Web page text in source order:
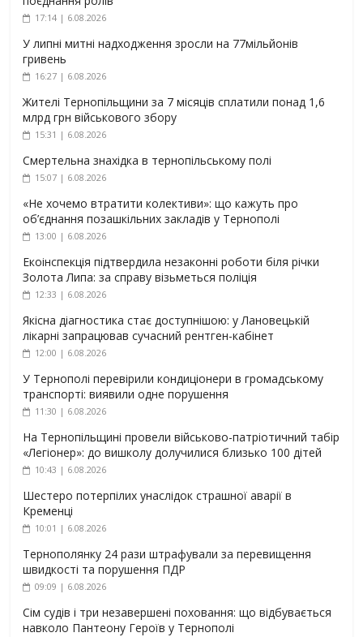
17:14 | 6.08.2026
У липні митні надходження зросли на 77мільйонів
гривень
16:27 | 6.08.2026
Жителі Тернопільщини за 7 місяців сплатили понад 1,6
млрд грн військового збору
15:31 | 6.08.2026
Смертельна знахідка в тернопільському полі
15:07 | 6.08.2026
«Не хочемо втратити колективи»: що кажуть про
об’єднання позашкільних закладів у Тернополі
13:00 | 6.08.2026
Екоінспекція підтвердила незаконні роботи біля річки
Золота Липа: за справу візьметься поліція
12:33 | 6.08.2026
Якісна діагностика стає доступнішою: у Лановецькій
лікарні запрацював сучасний рентген-кабінет
12:00 | 6.08.2026
У Тернополі перевірили кондиціонери в громадському
транспорті: виявили одне порушення
11:30 | 6.08.2026
На Тернопільщині провели військово-патріотичний табір
«Легіонер»: до вишколу долучилися близько 100 дітей
10:43 | 6.08.2026
Шестеро потерпілих унаслідок страшної аварії в
Кременці
10:01 | 6.08.2026
Тернополянку 24 рази штрафували за перевищення
швидкості та порушення ПДР
09:09 | 6.08.2026
Сім судів і три незавершені поховання: що відбувається
навколо Пантеону Героїв у Тернополі